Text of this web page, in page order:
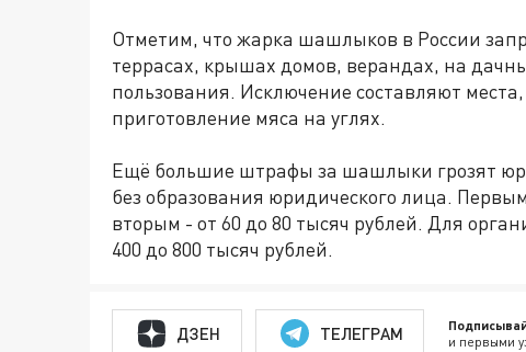
Отметим, что жарка шашлыков в России
террасах, крышах домов, верандах, на
пользования. Исключение составляют
приготовление мяса на углях.
Ещё большие штрафы за шашлыки грозят
без образования юридического лица.
вторым - от 60 до 80 тысяч рублей. Для
400 до 800 тысяч рублей.
ДЗЕН ТЕЛЕГРАМ и первыми